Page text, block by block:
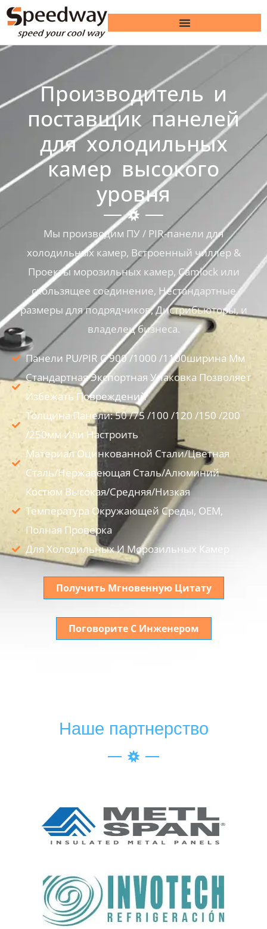
Производитель и
поставщик панелей
для холодильных
камер высокого
уровня
Мы производим ПУ / PIR-панели для
холодильных камер, Встроенный чиллер &
Проекты морозильных камер, Camlock или
скользящее соединение, Нестандартные
размеры для подрядчиков, Дистрибьюторы, и
владелец бизнеса.
Панели PU/PIR С 900 /1000 /1100ширина Мм
Стандартная Экспортная Упаковка Позволяет
Избежать Повреждений
Толщина Панели: 50 /75 /100 /120 /150 /200
/250мм Или Настроить
Материал Оцинкованной Стали/Цветная
Сталь/Нержавеющая Сталь/Алюминий
Костюм Высокая/средняя/низкая
Температура Окружающей Среды, OEM,
Полная Проверка
Для Холодильных И Морозильных Камер
Получить Мгновенную Цитату
Поговорите С Инженером
Наше партнерство